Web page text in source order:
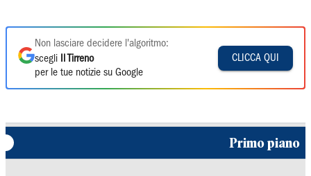
Non lasciare decidere l'algoritmo:
scegli
Il Tirreno
per le tue notizie su Google
CLICCA QUI
Primo piano